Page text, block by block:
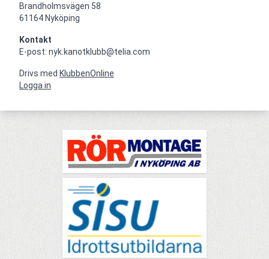
Brandholmsvägen 58
61164 Nyköping
Kontakt
E-post: nyk.kanotklubb@telia.com
Drivs med KlubbenOnline
Logga in